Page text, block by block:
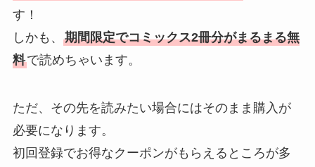
す！
しかも、 期間限定でコミックス2冊分がまるまる無
料で読めちゃいます。
ただ、その先を読みたい場合にはそのまま購入が
必要になります。
初回登録でお得なクーポンがもらえるところが多